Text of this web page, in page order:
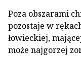
Poza obszarami
pozostaje w
łowieckiej,
może najgorzej